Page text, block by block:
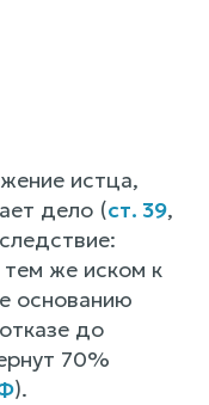
истца,
дело (ст. 39,
же иском к
основанию
до
70%
).